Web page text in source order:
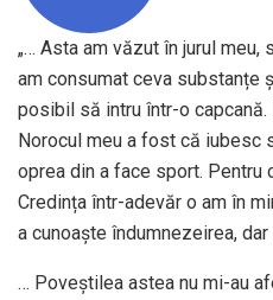
„… Asta am văzut în jurul meu,
am consumat ceva substanțe
posibil să intru într-o
Norocul meu a fost că iubesc
oprea din a face sport. Pentru
Credința într-adevăr o am în
a cunoaște îndumnezeirea,
… Poveștilea astea nu mi-au